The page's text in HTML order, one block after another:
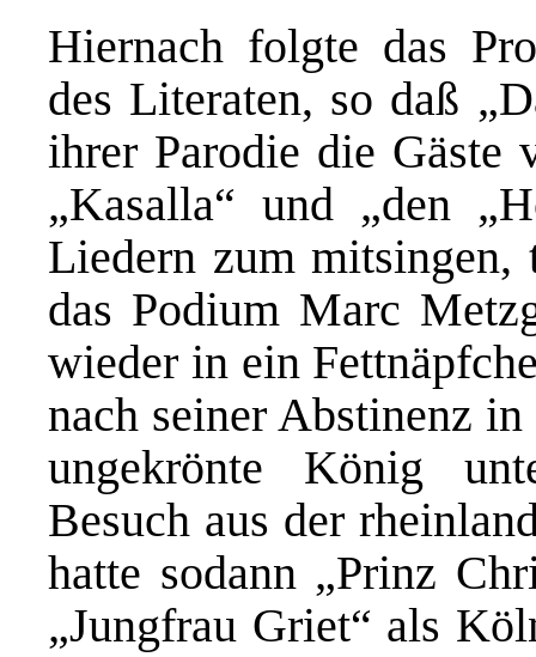
Hiernach folgte das
des Literaten, so daß
ihrer Parodie die Gäste
„Kasalla“ und „den
Liedern zum mitsingen,
das Podium Marc
wieder in ein
nach seiner Abstinenz
ungekrönte König
Besuch aus der
hatte sodann „Prinz
„Jungfrau Griet“ als